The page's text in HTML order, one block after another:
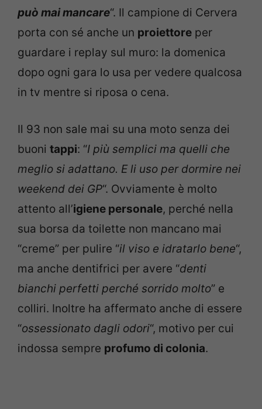
può mai mancare“. Il campione di Cervera
porta con sé anche un proiettore per
guardare i replay sul muro: la domenica
dopo ogni gara lo usa per vedere qualcosa
in tv mentre si riposa o cena.
Il 93 non sale mai su una moto senza dei
buoni tappi: “I più semplici ma quelli che
meglio si adattano. E li uso per dormire nei
weekend dei GP“. Ovviamente è molto
attento all’igiene personale, perché nella
sua borsa da toilette non mancano mai
“creme” per pulire “il viso e idratarlo bene“,
ma anche dentifrici per avere “denti
bianchi perfetti perché sorrido molto” e
colliri. Inoltre ha affermato anche di essere
“ossessionato dagli odori“, motivo per cui
indossa sempre profumo di colonia.